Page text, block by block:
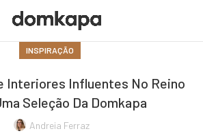
INSPIRAÇÃO
Interiores Influentes No Reino
Seleção Da Domkapa
Andreia Ferraz